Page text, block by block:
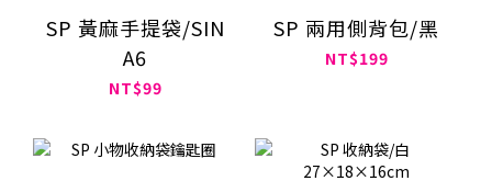
SP 黃麻手提袋/SIN
A6
NT$99
SP 兩用側背包/黑
NT$199